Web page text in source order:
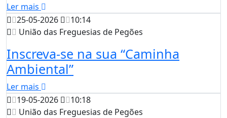
Ler mais
25-05-2026
10:14
União das Freguesias de Pegões
Inscreva-se na sua “Caminha
Ambiental”
Ler mais
19-05-2026
10:18
União das Freguesias de Pegões